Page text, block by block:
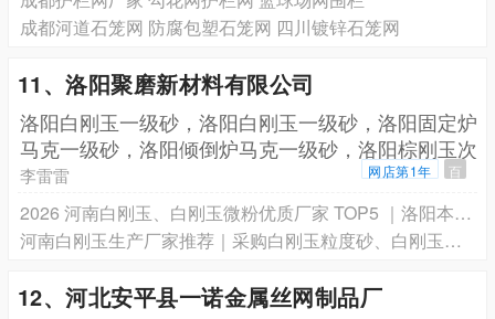
成都河道石笼网 防腐包塑石笼网 四川镀锌石笼网
11、洛阳聚磨新材料有限公司
洛阳白刚玉一级砂，洛阳白刚玉一级砂，洛阳固定炉
马克一级砂，洛阳倾倒炉马克一级砂，洛阳棕刚玉次
一级砂，
李雷雷 网店第1年 百
2026 河南白刚玉、白刚玉微粉优质厂家 TOP5 ｜洛阳本土 0.3μm 超细微粉供货实力盘点
河南白刚玉生产厂家推荐｜采购白刚玉粒度砂、白刚玉微粉认准实力源头厂
12、河北安平县一诺金属丝网制品厂